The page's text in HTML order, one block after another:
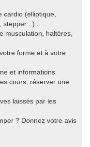
(elliptique,
..) ..
musculation, haltères,
forme et à votre
et informations
cours, réserver une
laissés par les
? Donnez votre avis